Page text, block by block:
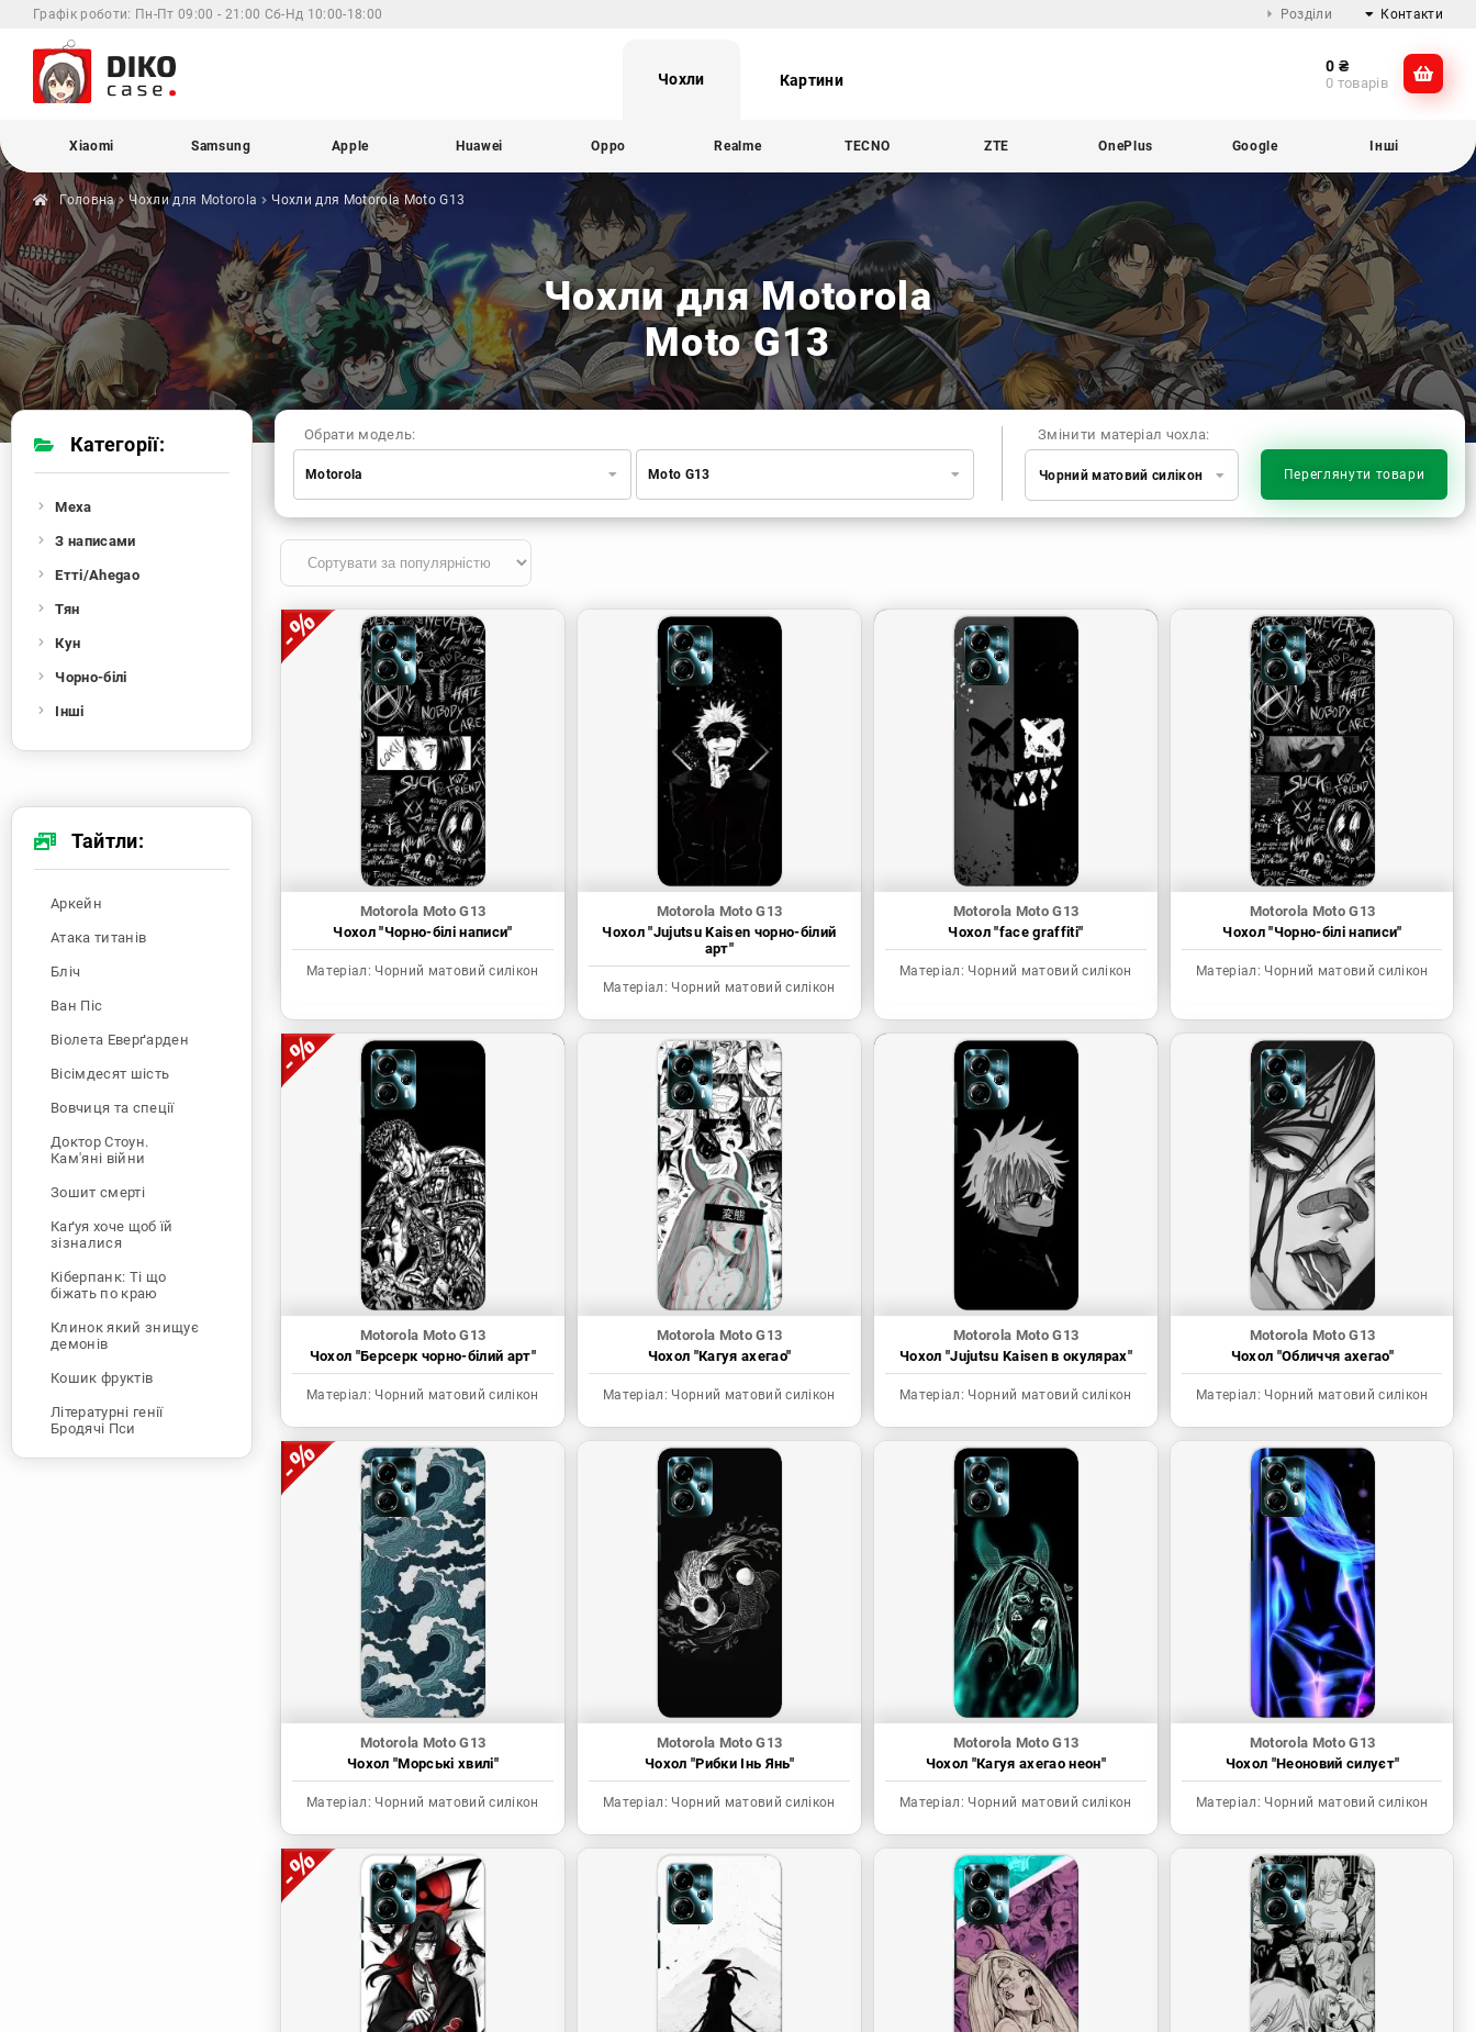
Графік роботи: Пн-Пт 09:00 - 21:00 Сб-Нд 10:00-18:00 Розділи Контакти
@dikocase
Чохли Картини
0 ₴
0 товарів
Xiaomi Samsung Apple Huawei Oppo Realme TECNO ZTE OnePlus Google Інші
Головна Чохли для Motorola Чохли для Motorola Moto G13
Чохли для Motorola
Moto G13
Змінити матеріал чохла:
Чорний матовий силікон Переглянути товари
Обрати модель:
Motorola
Samsung
Huawei
Realme
TECNO
OnePlus
Google
Infinix
Sony
Motorola
Moto G13
Motorola Moto G13
Чохол "Чорно-білі написи"
Матеріал: Чорний матовий силікон
Motorola Moto G13
Чохол "Jujutsu Kaisen чорно-білий
арт"
Матеріал: Чорний матовий силікон
Motorola Moto G13
Чохол "face graffiti"
Матеріал: Чорний матовий силікон
Motorola Moto G13
Чохол "Чорно-білі написи"
Матеріал: Чорний матовий силікон
Motorola Moto G13
Чохол "Берсерк чорно-білий арт"
Матеріал: Чорний матовий силікон
Motorola Moto G13
Чохол "Кагуя ахегао"
Матеріал: Чорний матовий силікон
Motorola Moto G13
Чохол "Jujutsu Kaisen в окулярах"
Матеріал: Чорний матовий силікон
Motorola Moto G13
Чохол "Обличчя ахегао"
Матеріал: Чорний матовий силікон
Motorola Moto G13
Чохол "Морські хвилі"
Матеріал: Чорний матовий силікон
Motorola Moto G13
Чохол "Рибки Інь Янь"
Матеріал: Чорний матовий силікон
Motorola Moto G13
Чохол "Кагуя ахегао неон"
Матеріал: Чорний матовий силікон
Motorola Moto G13
Чохол "Неоновий силуєт"
Матеріал: Чорний матовий силікон
Категорії:
Меха
З написами
Етті/Ahegao
Тян
Кун
Чорно-білі
Інші
Тайтли:
Аркейн
Атака титанів
Бліч
Ван Піс
Віолета Еверґарден
Вісімдесят шість
Вовчиця та спеції
Доктор Стоун.
Кам'яні війни
Зошит смерті
Каґуя хоче щоб їй
зізналися
Кіберпанк: Ті що
біжать по краю
Клинок який знищує
демонів
Кошик фруктів
Літературні генії
Бродячі Пси
Людина-бензопила